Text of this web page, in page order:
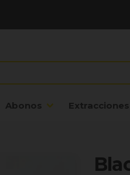
Abonos Extracciones